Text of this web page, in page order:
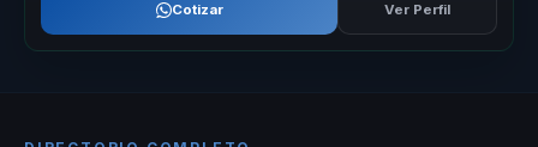
Cotizar Ver Perfil